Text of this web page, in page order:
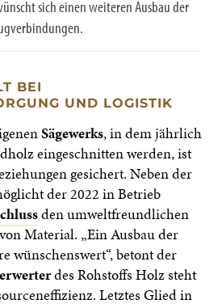
sich einen weiteren Ausbau der
BEI
UND LOGISTIK
Sägewerks, in dem jährlich
eingeschnitten werden, ist
gesichert. Neben der
der 2022 in Betrieb
den umweltfreundlichen
Material. „Ein Ausbau der
wünschenswert“, betont der
des Rohstoffs Holz steht
Letztes Glied in